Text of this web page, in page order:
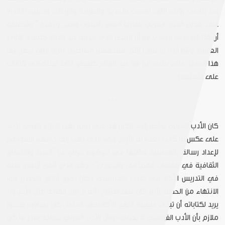
على تقديم السرد العربي للقارئ العام بأسلوب واضح ودقيق." والحقيقة
أن هذا التوصيف يصف بدقة أثر المنجز الذي قدمه عبد الفتاح كيليطو لقارئ
العربية. ولئن أردنا الاقتراب أكثر، ستدهشنا التفاصيل الثرية التي يحفل بها
هذا المنجز، حتى نعرف من هو عبد الفتاح كيليطو التي تستعصى كتاباته
على التصنيف؟
كان الأدب العربي بحاجة إليه، وكان هو على دراية بهذا النزوع القوي لديه،
على عكس ما كانت تعده له الأيام. وهو الذي ذهب إلى جامعة السوربون
لإعداد رسالة بالفرنسية فكتبها في موضوع عربي عن "السرد والأنساق
الثقافية في مقامات الهمذاني والحريري" ؛ وهو الذي أنفق أربعين سنة
في التدريس الأكاديمي للأدب بالفرنسية، فكان يمزق أوراق التحضير فور
الانتهاء من الحصة، لأنه كان على اقتناعٍ بأنه لا يريد الكتابةَ مثل الآخر، ولا
يريد لكتاباته أن تبقى حبيسة النهج الأكاديمي الجامد. كان يساوره شعورٌ
ملازم بأن الأدب الفرنسي لا يحتاجه، وبأن الأدب العربي يحتاجه بقدر ما كان